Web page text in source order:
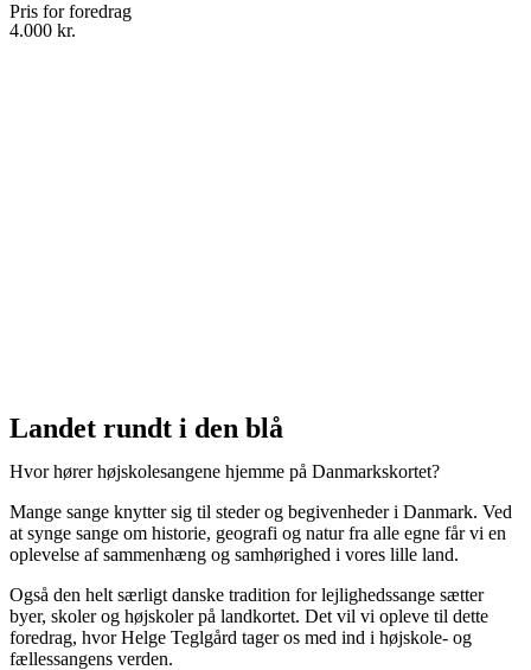
Pris for foredrag
4.000 kr.
Landet rundt i den blå
Hvor hører højskolesangene hjemme på Danmarkskortet?
Mange sange knytter sig til steder og begivenheder i Danmark. Ved
at synge sange om historie, geografi og natur fra alle egne får vi en
oplevelse af sammenhæng og samhørighed i vores lille land.
Også den helt særligt danske tradition for lejlighedssange sætter
byer, skoler og højskoler på landkortet. Det vil vi opleve til dette
foredrag, hvor Helge Teglgård tager os med ind i højskole- og
fællessangens verden.